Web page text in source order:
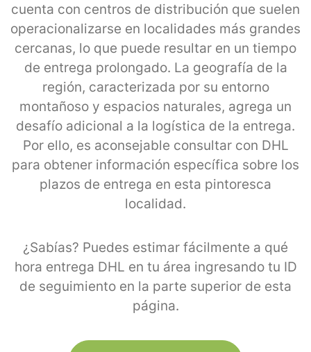
cuenta con centros de distribución que suelen
operacionalizarse en localidades más grandes
cercanas, lo que puede resultar en un tiempo
de entrega prolongado. La geografía de la
región, caracterizada por su entorno
montañoso y espacios naturales, agrega un
desafío adicional a la logística de la entrega.
Por ello, es aconsejable consultar con DHL
para obtener información específica sobre los
plazos de entrega en esta pintoresca
localidad.
¿Sabías? Puedes estimar fácilmente a qué
hora entrega DHL en tu área ingresando tu ID
de seguimiento en la parte superior de esta
página.